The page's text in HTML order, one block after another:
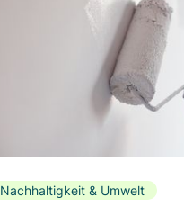
Nachhaltigkeit & Umwelt